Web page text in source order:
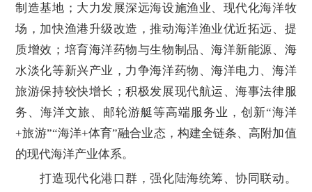
制造基地；大力发展深远海设施渔业、现代化海洋牧
场，加快渔港升级改造，推动海洋渔业优近拓远、提
质增效；培育海洋药物与生物制品、海洋新能源、海
水淡化等新兴产业，力争海洋药物、海洋电力、海洋
旅游保持较快增长；积极发展现代航运、海事法律服
务、海洋文旅、邮轮游艇等高端服务业，创新“海洋
+旅游”“海洋+体育”融合业态，构建全链条、高附加值
的现代海洋产业体系。
打造现代化港口群，强化陆海统筹、协同联动。